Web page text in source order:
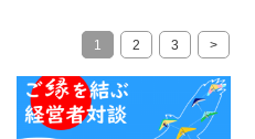
1 2 3 >